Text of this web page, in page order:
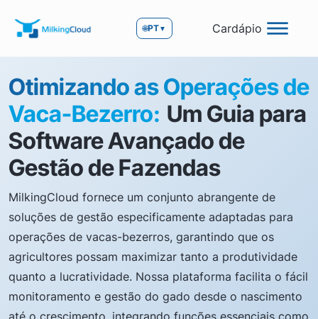
🌐PT▼ Cardápio
Otimizando as Operações de
Vaca-Bezerro: Um Guia para
Software Avançado de
Gestão de Fazendas
MilkingCloud fornece um conjunto abrangente de
soluções de gestão especificamente adaptadas para
operações de vacas-bezerros, garantindo que os
agricultores possam maximizar tanto a produtividade
quanto a lucratividade. Nossa plataforma facilita o fácil
monitoramento e gestão do gado desde o nascimento
até o crescimento, integrando funções essenciais como